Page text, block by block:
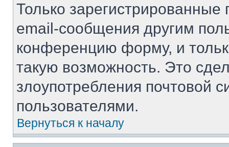
Только зарегистрированные
email-сообщения другим
конференцию форму, и
такую возможность. Это
злоупотребления почтовой
пользователями.
Вернуться к началу